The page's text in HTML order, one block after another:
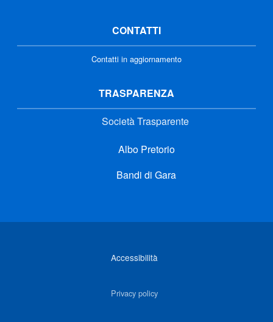
CONTATTI
Contatti in aggiornamento
TRASPARENZA
Società Trasparente
Albo Pretorio
Bandi di Gara
Accessibilità
Privacy policy